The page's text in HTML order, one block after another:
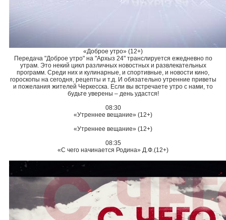
«Доброе утро» (12+)
Передача "Доброе утро" на "Архыз 24" транслируется ежедневно по
утрам. Это некий цикл различных новостных и развлекательных
программ. Среди них и кулинарные, и спортивные, и новости кино,
гороскопы на сегодня, рецепты и т.д. И обязательно утренние приветы
и пожелания жителей Черкесска. Если вы встречаете утро с нами, то
будьте уверены – день удастся!
08:30
«Утреннее вещание» (12+)
«Утреннее вещание» (12+)
08:35
«С чего начинается Родина» Д.Ф.(12+)